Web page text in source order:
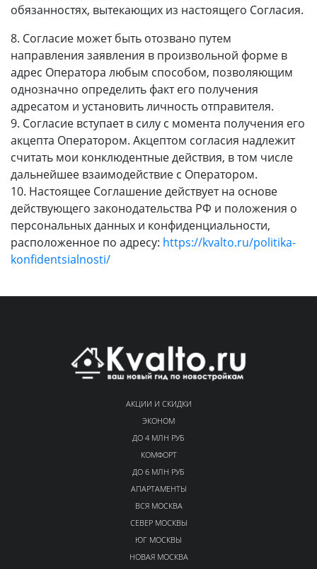
обязанностях, вытекающих из настоящего Согласия.
8. Согласие может быть отозвано путем
направления заявления в произвольной форме в
адрес Оператора любым способом, позволяющим
однозначно определить факт его получения
адресатом и установить личность отправителя.
9. Согласие вступает в силу с момента получения его
акцепта Оператором. Акцептом согласия надлежит
считать мои конклюдентные действия, в том числе
дальнейшее взаимодействие с Оператором.
10. Настоящее Соглашение действует на основе
действующего законодательства РФ и положения о
персональных данных и конфиденциальности,
расположенное по адресу: https://kvalto.ru/politika-
konfidentsialnosti/
АКЦИИ И СКИДКИ
ЭКОНОМ
ДО 4 МЛН РУБ
КОМФОРТ
ДО 6 МЛН РУБ
АПАРТАМЕНТЫ
ВСЯ МОСКВА
СЕВЕР МОСКВЫ
ЮГ МОСКВЫ
НОВАЯ МОСКВА